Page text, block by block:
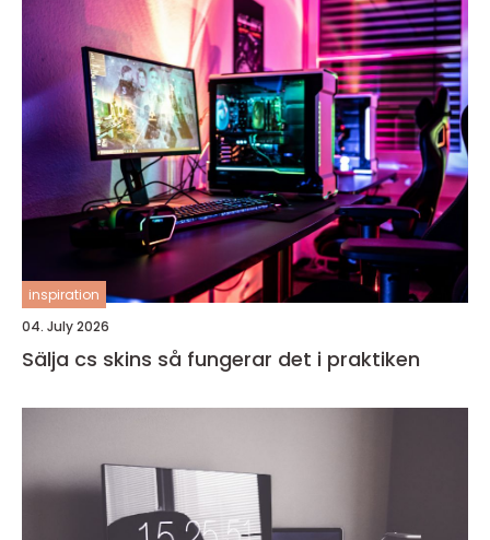
inspiration
04. July 2026
Sälja cs skins så fungerar det i praktiken